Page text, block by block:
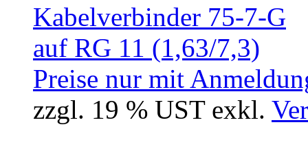
Preise nur mit
zzgl. 19 % UST exkl.